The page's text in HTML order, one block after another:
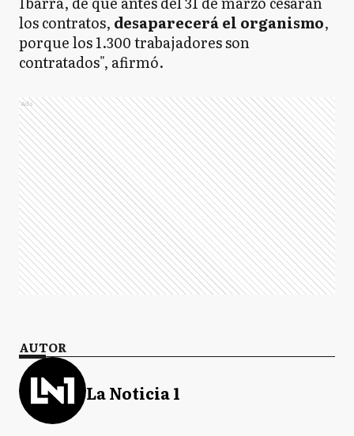
los contratos, desaparecerá el organismo,
porque los 1.300 trabajadores son
contratados", afirmó.
Ads
AUTOR
La Noticia 1